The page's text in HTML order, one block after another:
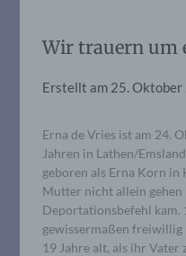
Wir trauern um
Erstellt am 25. Oktober
Erna de Vries ist am 24.
Jahren in Lathen/
geboren als Erna Korn
Mutter nicht allein gehen
Deportationsbefehl kam.
gewissermaßen freiwillig
19 Jahre alt, als ihr Vater